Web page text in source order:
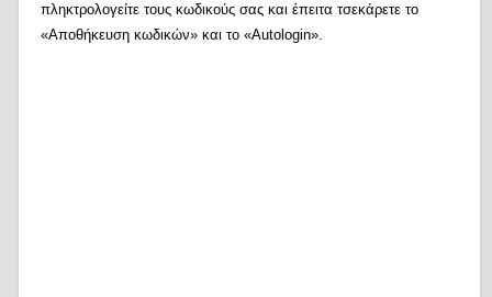
πληκτρολογείτε τους κωδικούς σας και έπειτα τσεκάρετε το
«Αποθήκευση κωδικών» και το «Autologin».